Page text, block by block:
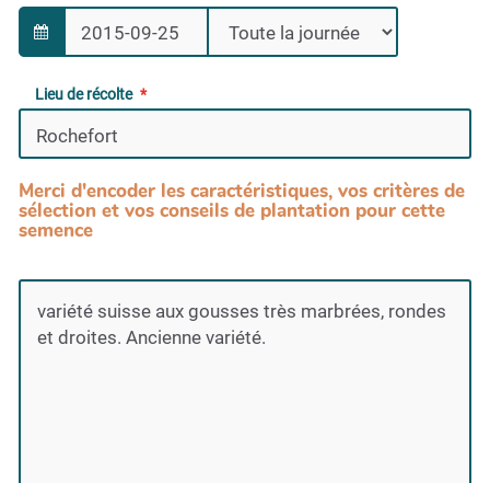
Lieu de récolte
Merci d'encoder les caractéristiques, vos critères de
sélection et vos conseils de plantation pour cette
semence